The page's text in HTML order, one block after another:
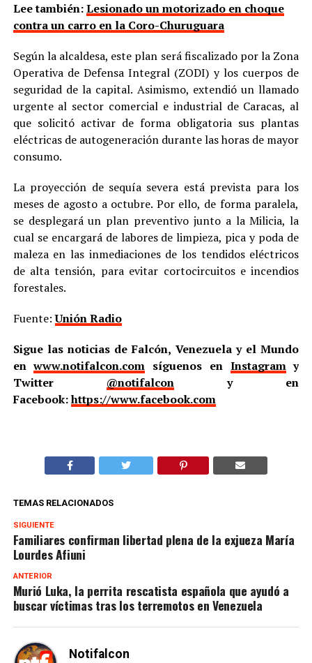
Lee también:Lesionado un motorizado en choque
contra un carro en la Coro-Churuguara
Según la alcaldesa, este plan será fiscalizado por la Zona
Operativa de Defensa Integral (ZODI) y los cuerpos de
seguridad de la capital. Asimismo, extendió un llamado
urgente al sector comercial e industrial de Caracas, al
que solicitó activar de forma obligatoria sus plantas
eléctricas de autogeneración durante las horas de mayor
consumo.
La proyección de sequía severa está prevista para los
meses de agosto a octubre. Por ello, de forma paralela,
se desplegará un plan preventivo junto a la Milicia, la
cual se encargará de labores de limpieza, pica y poda de
maleza en las inmediaciones de los tendidos eléctricos
de alta tensión, para evitar cortocircuitos e incendios
forestales.
Fuente:Unión Radio
Sigue las noticias de Falcón, Venezuela y el Mundo
enwww.notifalcon.com síguenos en Instagramy
Twitter @notifalcony en
Facebook:https://www.facebook.com
TEMAS RELACIONADOS
SIGUIENTE
Familiares confirman libertad plena de la exjueza María
Lourdes Afiuni
ANTERIOR
Murió Luka, la perrita rescatista española que ayudó a
buscar víctimas tras los terremotos en Venezuela
Notifalcon